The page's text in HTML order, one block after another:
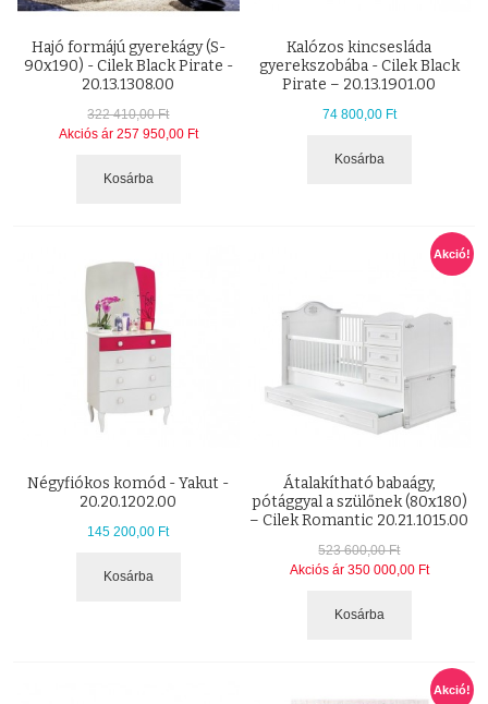
Hajó formájú gyerekágy (S-
90x190) - Cilek Black Pirate -
20.13.1308.00
322 410,00 Ft
Akciós ár 257 950,00 Ft
Kosárba
Kalózos kincsesláda
gyerekszobába - Cilek Black
Pirate – 20.13.1901.00
74 800,00 Ft
Kosárba
Négyfiókos komód - Yakut -
20.20.1202.00
145 200,00 Ft
Kosárba
Akció!
Átalakítható babaágy,
pótággyal a szülőnek (80x180)
– Cilek Romantic 20.21.1015.00
523 600,00 Ft
Akciós ár 350 000,00 Ft
Kosárba
Akció!